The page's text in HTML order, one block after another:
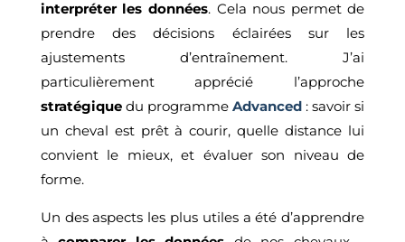
interpréter les données. Cela nous permet de
prendre des décisions éclairées sur les
ajustements d’entraînement. J’ai
particulièrement apprécié l’approche
stratégiquedu programme Advanced : savoir si
un cheval est prêt à courir, quelle distance lui
convient le mieux, et évaluer son niveau de
forme.
Un des aspects les plus utiles a été d’apprendre